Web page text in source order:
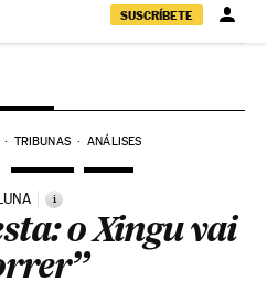
SUSCRÍBETE
TRIBUNAS ANÁLISES
i
o Xingu vai